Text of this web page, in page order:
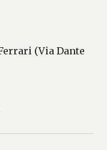
(Via Dante